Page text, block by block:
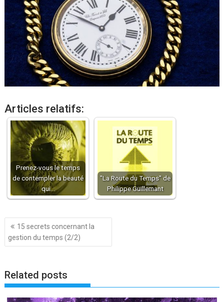
Articles relatifs:
Prenez-vous le temps
de contempler la beauté
qui…
"La Route du Temps" de
Philippe Guillemant
Navigation
de
l’article
15 secrets concernant la
gestion du temps (2/2)
Related posts